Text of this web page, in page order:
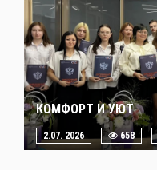
КОМФОРТ И УЮТ
2.07. 2026 658